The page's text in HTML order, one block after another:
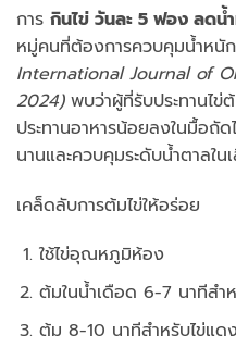
การ กินไข่ วันละ 5 ฟอง ลดน้
หมู่คนที่ต้องการควบคุมน้ำหนัก
International Journal of
2024)พบว่าผู้ที่รับประทานไข่ต้
ประทานอาหารน้อยลงในมื้อถัด
นานและควบคุมระดับน้ำตาลใน
เคล็ดลับการต้มไข่ให้อร่อย
ใช้ไข่อุณหภูมิห้อง
ต้มในน้ำเดือด 6-7 นาทีสำ
ต้ม 8-10 นาทีสำหรับไข่แด